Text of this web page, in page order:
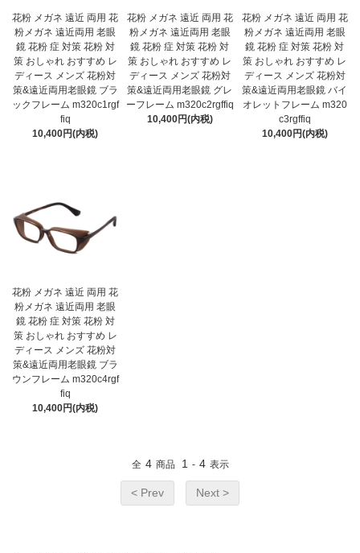
花粉 メガネ 遠近 両用 花
粉メガネ 遠近両用 老眼
鏡 花粉 症 対策 花粉 対
策 おしゃれ おすすめ レ
ディース メンズ 花粉対
策&遠近両用老眼鏡 ブラ
ックフレーム m320c1rgf
fiq
10,400円(内税)
花粉 メガネ 遠近 両用 花
粉メガネ 遠近両用 老眼
鏡 花粉 症 対策 花粉 対
策 おしゃれ おすすめ レ
ディース メンズ 花粉対
策&遠近両用老眼鏡 グレ
ーフレーム m320c2rgffiq
10,400円(内税)
花粉 メガネ 遠近 両用 花
粉メガネ 遠近両用 老眼
鏡 花粉 症 対策 花粉 対
策 おしゃれ おすすめ レ
ディース メンズ 花粉対
策&遠近両用老眼鏡 バイ
オレットフレーム m320
c3rgffiq
10,400円(内税)
花粉 メガネ 遠近 両用 花
粉メガネ 遠近両用 老眼
鏡 花粉 症 対策 花粉 対
策 おしゃれ おすすめ レ
ディース メンズ 花粉対
策&遠近両用老眼鏡 ブラ
ウンフレーム m320c4rgf
fiq
10,400円(内税)
全 4 商品 1 - 4 表示
< Prev Next >